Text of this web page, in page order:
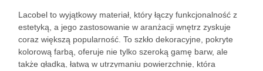
Lacobel to wyjątkowy materiał, który łączy funkcjonalność z
estetyką, a jego zastosowanie w aranżacji wnętrz zyskuje
coraz większą popularność. To szkło dekoracyjne, pokryte
kolorową farbą, oferuje nie tylko szeroką gamę barw, ale
także gładką, łatwą w utrzymaniu powierzchnię, która